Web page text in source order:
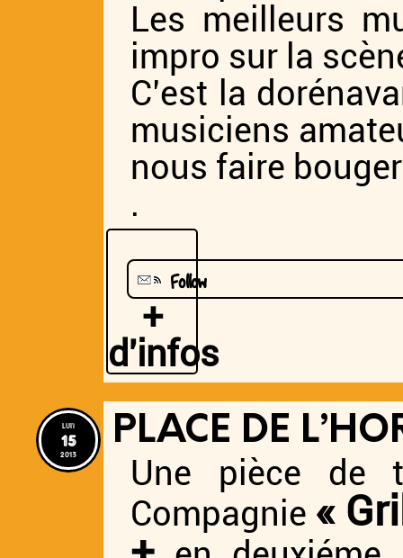
Les meilleurs
impro sur la
C’est la
musiciens
nous faire
.
Follow
+
d'infos
lun
15
2013
PLACE DE
Une pièce de
Compagnie «